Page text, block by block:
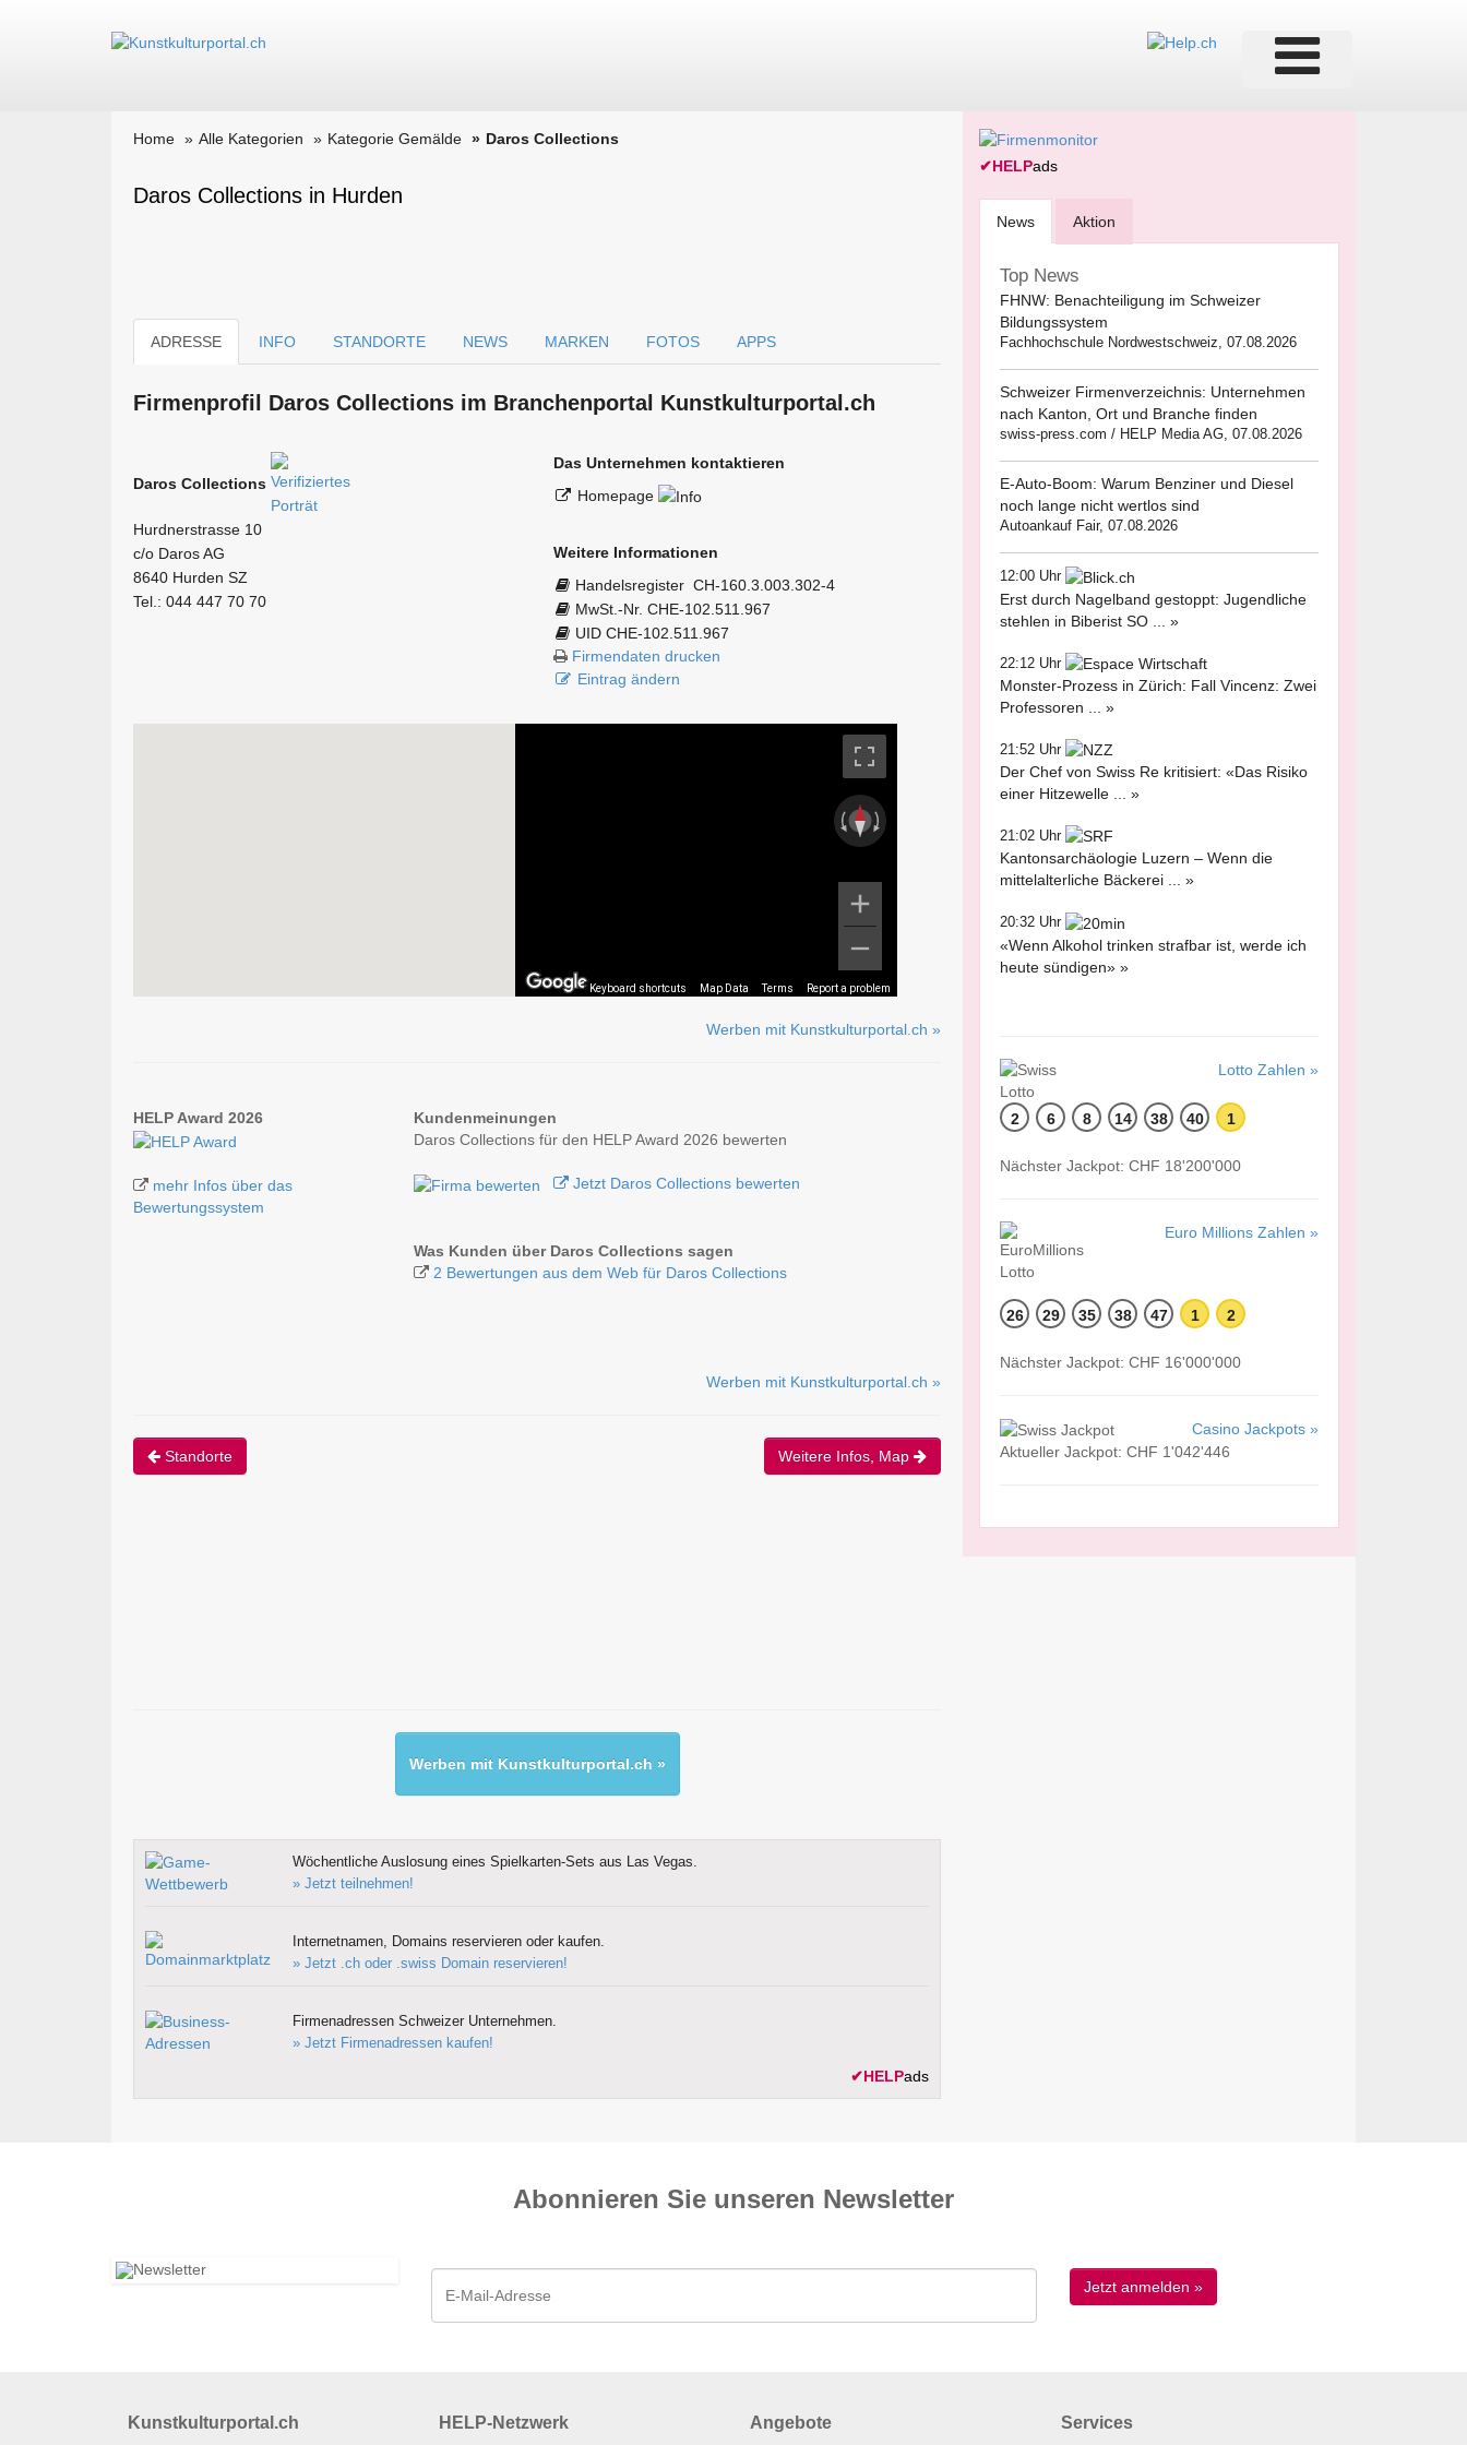
Home Alle Kategorien Kategorie Gemälde Daros Collections
Daros Collections in Hurden
ADRESSE INFO STANDORTE NEWS MARKEN FOTOS APPS
Firmen­profil Daros Collections im Branchen­portal Kunstkulturportal.ch
Daros Collections
Hurdnerstrasse 10
c/o Daros AG
8640 Hurden SZ
Tel.: 044 447 70 70
Das Unternehmen kontaktieren
Homepage
Weitere Informationen
Handelsregister CH-160.3.003.302-4
MwSt.-Nr. CHE-102.511.967
UID CHE-102.511.967
Firmendaten drucken
Eintrag ändern
Keyboard shortcuts Map Data Terms Report a problem
Werben mit Kunstkulturportal.ch »
HELP Award 2026
mehr Infos über das
Bewertungssystem
Kundenmeinungen
Daros Collections für den HELP Award 2026 bewerten
Jetzt Daros Collections bewerten
Was Kunden über Daros Collections sagen
2 Bewertungen aus dem Web für Daros Collections
Werben mit Kunstkulturportal.ch »
Standorte Weitere Infos, Map
Werben mit Kunstkulturportal.ch »
Wöchentliche Auslosung eines Spielkarten-Sets aus Las Vegas.
» Jetzt teilnehmen!
Internetnamen, Domains reservieren oder kaufen.
» Jetzt .ch oder .swiss Domain reservieren!
Firmenadressen Schweizer Unternehmen.
» Jetzt Firmenadressen kaufen!
✔HELPads
✔HELPads
News Aktion
Top News
FHNW: Benachteiligung im Schweizer
Bildungssystem
Fachhochschule Nordwestschweiz, 07.08.2026
Schweizer Firmenverzeichnis: Unternehmen
nach Kanton, Ort und Branche finden
swiss-press.com / HELP Media AG, 07.08.2026
E-Auto-Boom: Warum Benziner und Diesel
noch lange nicht wertlos sind
Autoankauf Fair, 07.08.2026
12:00 Uhr
Erst durch Nagelband gestoppt: Jugendliche
stehlen in Biberist SO ... »
22:12 Uhr
Monster-Prozess in Zürich: Fall Vincenz: Zwei
Professoren ... »
21:52 Uhr
Der Chef von Swiss Re kritisiert: «Das Risiko
einer Hitzewelle ... »
21:02 Uhr
Kantonsarchäologie Luzern – Wenn die
mittelalterliche Bäckerei ... »
20:32 Uhr
«Wenn Alkohol trinken strafbar ist, werde ich
heute sündigen» »
Lotto Zahlen »
2 6 8 14 38 40 1
Nächster Jackpot: CHF 18'200'000
Euro Millions Zahlen »
26 29 35 38 47 1 2
Nächster Jackpot: CHF 16'000'000
Casino Jackpots »
Aktueller Jackpot: CHF 1'042'446
Abonnieren Sie unseren News­letter
Kunstkulturportal.ch HELP-Netzwerk Angebote Services